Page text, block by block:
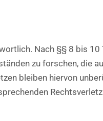
Nach §§ 8 bis 10
zu forschen, die
bleiben hiervon